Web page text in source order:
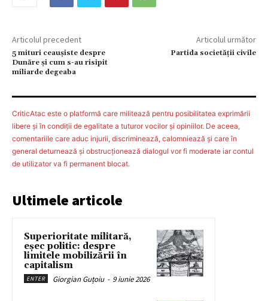
Articolul precedent
5 mituri ceaușiste despre
Dunăre și cum s-au risipit
miliarde degeaba
Articolul următor
Partida societăţii civile
CriticAtac este o platformă care militează pentru posibilitatea exprimării
libere şi în condiţii de egalitate a tuturor vocilor şi opiniilor. De aceea,
comentariile care aduc injurii, discriminează, calomniează şi care în
general deturnează şi obstrucţionează dialogul vor fi moderate iar contul
de utilizator va fi permanent blocat.
Ultimele articole
Superioritate militară,
eșec politic: despre
limitele mobilizării în
capitalism
ENTER Giorgian Guțoiu - 9 iunie 2026